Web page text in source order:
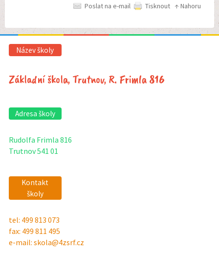
Poslat na e-mail
Tisknout ↑ Nahoru
Název školy
Základní škola, Trutnov, R. Frimla 816
Adresa školy
Rudolfa Frimla 816
Trutnov 541 01
Kontakt
školy
tel: 499 813 073
fax: 499 811 495
e-mail: skola@4zsrf.cz